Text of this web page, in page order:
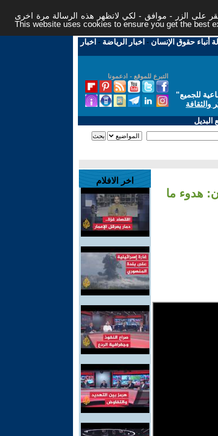
على الزر - موافق - لكي لاتظهر هذه الرسالة مرة اخرى -
This website uses cookies to ensure you get the best
أنباء حقوق الإنسان - اخبار الرياضة - اخبار
التبرع للموقع - ادعمونا
للجميع"
والثقافة
البديل
هدوء ما
اخر الافلام